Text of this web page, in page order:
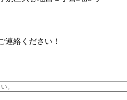
連絡ください！